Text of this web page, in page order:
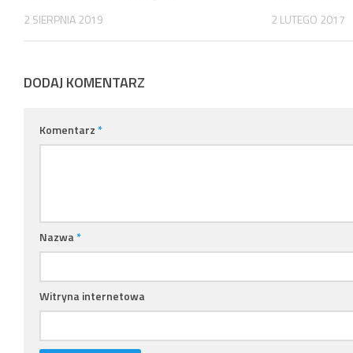
2 SIERPNIA 2019 2 LUTEGO 2017
DODAJ KOMENTARZ
Komentarz*
Nazwa*
Witryna internetowa